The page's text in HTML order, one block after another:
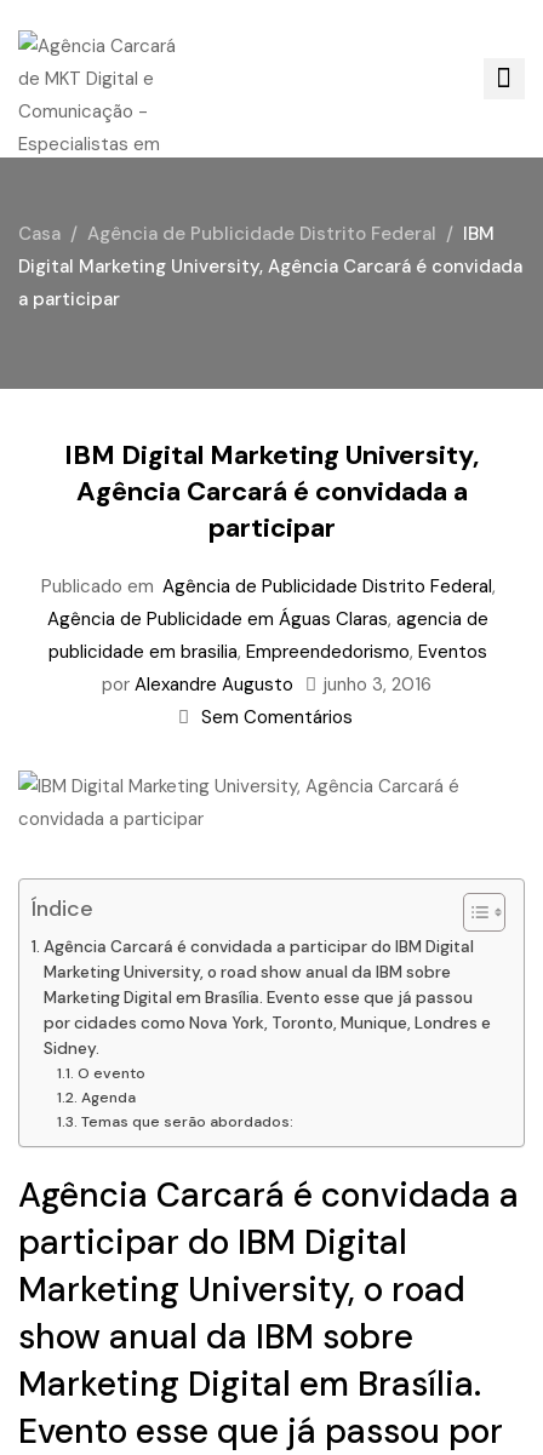
Casa Agência de Publicidade Distrito Federal
IBM
Digital Marketing University, Agência Carcará é convidada
a participar
IBM Digital Marketing University,
Agência Carcará é convidada a
participar
Publicado em Agência de Publicidade Distrito Federal,
Agência de Publicidade em Águas Claras, agencia de
publicidade em brasilia, Empreendedorismo, Eventos
por Alexandre Augusto
junho 3, 2016
Sem Comentários
Índice
Agência Carcará é convidada a participar do IBM Digital
Marketing University, o road show anual da IBM sobre
Marketing Digital em Brasília. Evento esse que já passou
por cidades como Nova York, Toronto, Munique, Londres e
Sidney.
O evento
Agenda
Temas que serão abordados:
Agência Carcará é convidada a
participar do IBM Digital
Marketing University, o road
show anual da IBM sobre
Marketing Digital em Brasília.
Evento esse que já passou por